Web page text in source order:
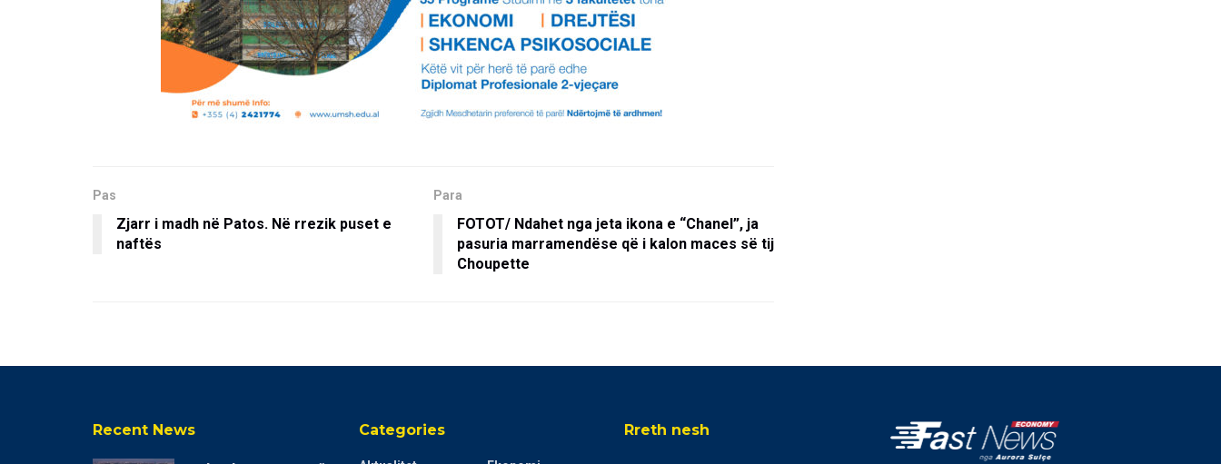
Pas
Zjarr i madh në Patos. Në rrezik puset e
naftës
Para
FOTOT/ Ndahet nga jeta ikona e “Chanel”, ja
pasuria marramendëse që i kalon maces së tij
Choupette
Recent News Categories Rreth nesh